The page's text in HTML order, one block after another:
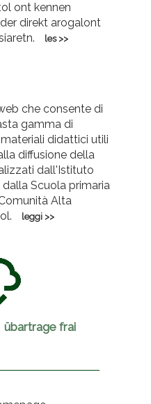
ont kennen
direkt arogalont
les >>
che consente di
gamma di
didattici utili
diffusione della
dall'Istituto
Scuola primaria
Alta
leggi >>
frai